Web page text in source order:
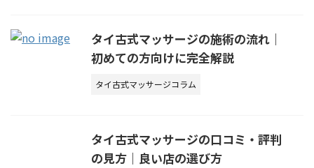
タイ古式マッサージの施術の流れ｜
初めての方向けに完全解説
タイ古式マッサージコラム
タイ古式マッサージの口コミ・評判
の見方｜良い店の選び方